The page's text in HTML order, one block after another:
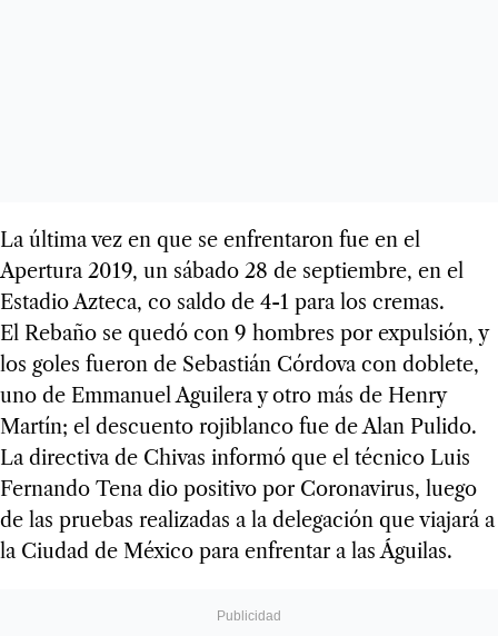
La última vez en que se enfrentaron fue en el
Apertura 2019, un sábado 28 de septiembre, en el
Estadio Azteca, co saldo de 4-1 para los cremas.
El Rebaño se quedó con 9 hombres por expulsión, y
los goles fueron de Sebastián Córdova con doblete,
uno de Emmanuel Aguilera y otro más de Henry
Martín; el descuento rojiblanco fue de Alan Pulido.
La directiva de Chivas informó que el técnico Luis
Fernando Tena dio positivo por Coronavirus, luego
de las pruebas realizadas a la delegación que viajará a
la Ciudad de México para enfrentar a las Águilas.